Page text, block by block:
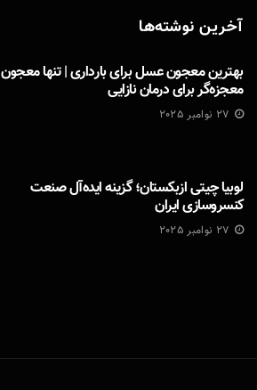
آخرین نوشته‌ها
بهترین معجون عسل برای بارداری | تنها معجون
معجزه‌گر برای درمان نازایی
27 نوامبر 2025
لوبیا چیتی ازبکستان؛ گزینه ایده‌آل صنعت
کنسروسازی ایران
27 نوامبر 2025